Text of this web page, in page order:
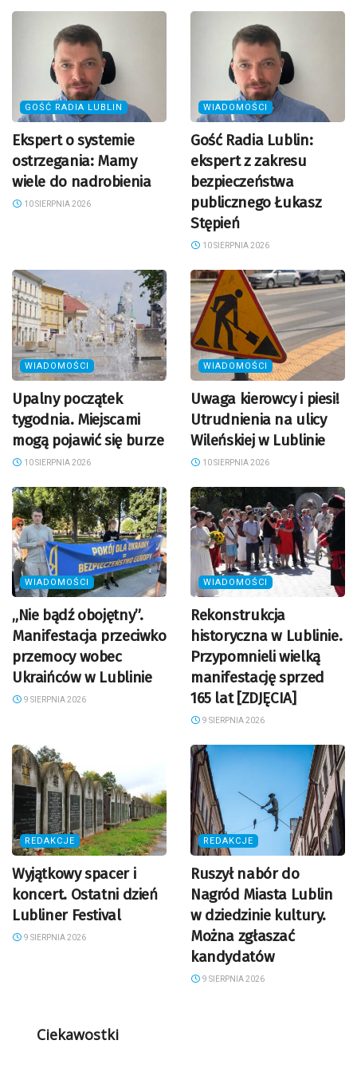
GOŚĆ RADIA LUBLIN
Ekspert o systemie
ostrzegania: Mamy
wiele do nadrobienia
10 SIERPNIA 2026
WIADOMOŚCI
Gość Radia Lublin:
ekspert z zakresu
bezpieczeństwa
publicznego Łukasz
Stępień
10 SIERPNIA 2026
WIADOMOŚCI
Upalny początek
tygodnia. Miejscami
mogą pojawić się burze
10 SIERPNIA 2026
WIADOMOŚCI
Uwaga kierowcy i piesi!
Utrudnienia na ulicy
Wileńskiej w Lublinie
10 SIERPNIA 2026
WIADOMOŚCI
„Nie bądź obojętny”.
Manifestacja przeciwko
przemocy wobec
Ukraińców w Lublinie
9 SIERPNIA 2026
WIADOMOŚCI
Rekonstrukcja
historyczna w Lublinie.
Przypomnieli wielką
manifestację sprzed
165 lat [ZDJĘCIA]
9 SIERPNIA 2026
REDAKCJE
Wyjątkowy spacer i
koncert. Ostatni dzień
Lubliner Festival
9 SIERPNIA 2026
REDAKCJE
Ruszył nabór do
Nagród Miasta Lublin
w dziedzinie kultury.
Można zgłaszać
kandydatów
9 SIERPNIA 2026
Ciekawostki